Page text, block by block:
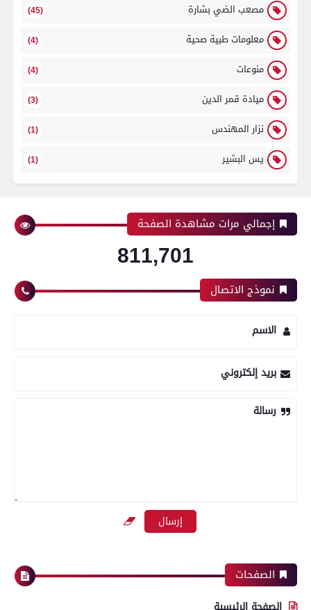
مصعب الضي بشارة (45)
معلومات طبية صحية (4)
منوعات (4)
ميادة قمر الدين (3)
نزار المهندس (1)
يس البشير (1)
إجمالي مرات مشاهدة الصفحة
811,701
نموذج الاتصال
الاسم
بريد إلكتروني
رسالة
الصفحات